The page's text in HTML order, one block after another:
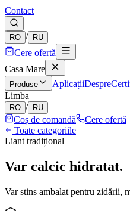
Contact
RO / RU
Cere ofertă
Casa Mare
Produse AplicațiiDespre
Limba
RO / RU
Coș de comandă
Cere ofertă
Toate categoriile
Liant tradițional
Var calcic hidratat.
Var stins ambalat pentru zidării,